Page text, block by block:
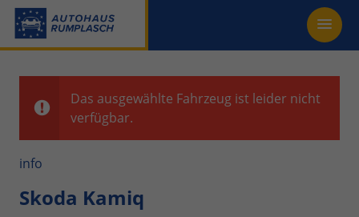
Das ausgewählte Fahrzeug ist leider nicht
verfügbar.
info
Skoda Kamiq